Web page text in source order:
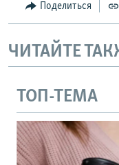
Поделиться
ЧИТАЙТЕ
ТОП-ТЕМА